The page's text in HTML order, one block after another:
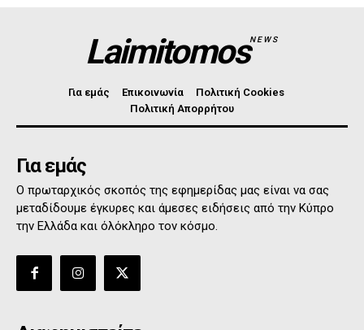
LaimitomosNEWS
Για εμάς Επικοινωνία
Πολιτική Cookies
Πολιτική Απορρήτου
Για εμάς
Ο πρωταρχικός σκοπός της εφημερίδας μας είναι να σας
μεταδίδουμε έγκυρες και άμεσες ειδήσεις από την Κύπρο
την Ελλάδα και όλόκληρο τον κόσμο.